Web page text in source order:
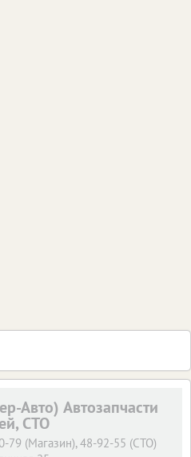
Авто) Автозапчасти
СТО
79 (Магазин), 48-92-55 (СТО)